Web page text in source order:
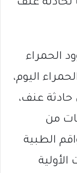
عنف
الحمراء
اليوم،
بلاغًا حول حادثة عنف،
من
الطبية